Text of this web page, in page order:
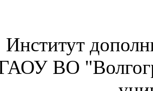
Институт
ВО